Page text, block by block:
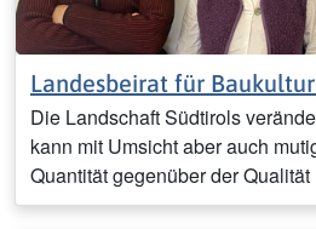
Landesbeirat für
Die Landschaft Südtirols
kann mit Umsicht aber auch
Quantität gegenüber der